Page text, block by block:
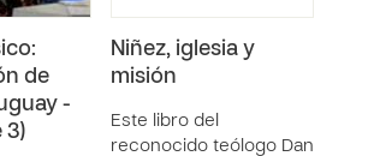
de
-
3)
Niñez, iglesia y
misión
Este libro del
reconocido teólogo Dan